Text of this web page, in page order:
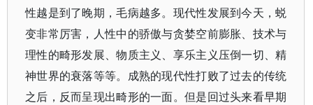
性越是到了晚期，毛病越多。现代性发展到今天，蜕
变非常厉害，人性中的骄傲与贪婪空前膨胀、技术与
理性的畸形发展、物质主义、享乐主义压倒一切、精
神世界的衰落等等。成熟的现代性打败了过去的传统
之后，反而呈现出畸形的一面。但是回过头来看早期